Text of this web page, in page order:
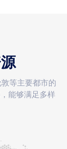
等主要都市的
能够满足多样